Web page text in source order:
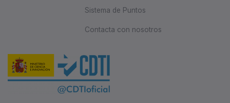
Sistema de Puntos
Contacta con nosotros